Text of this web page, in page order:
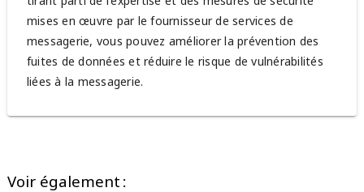
mises en œuvre par le fournisseur de services de
messagerie, vous pouvez améliorer la prévention des
fuites de données et réduire le risque de vulnérabilités
liées à la messagerie.
Voir également :